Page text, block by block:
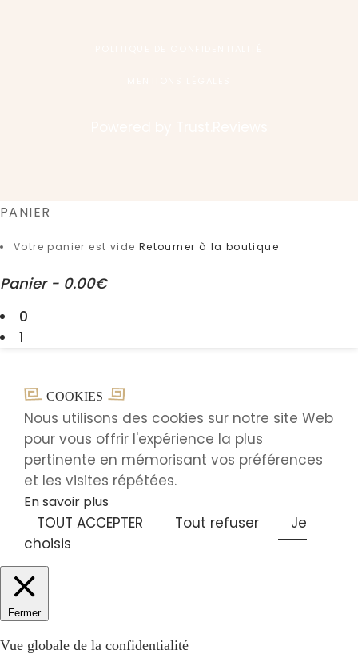
PANIER
Votre panier est vide Retourner à la boutique
Panier - 0.00€
0
1
COOKIES
Nous utilisons des cookies sur notre site Web
pour vous offrir l'expérience la plus
pertinente en mémorisant vos préférences
et les visites répétées.
En savoir plus
TOUT ACCEPTER Tout refuser
Je
choisis
Fermer
Vue globale de la confidentialité